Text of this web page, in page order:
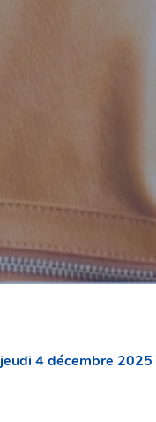
jeudi 4 décembre 2025